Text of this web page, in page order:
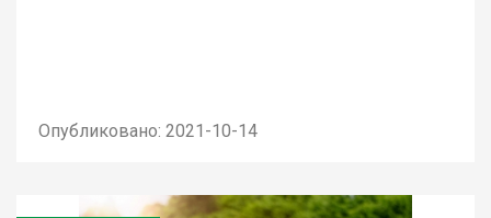
Опубликовано: 2021-10-14